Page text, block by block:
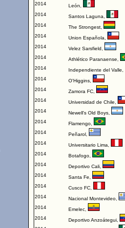
2014
León
2014
Santos Laguna
2014
The Strongest
2014
Union Española
2014
Velez Sarsfield
2014
Athlético Paranaense
2014
Independiente del Valle
2014
O'Higgins
2014
Zamora FC
2014
Universidad de Chile
2014
Newell's Old Boys
2014
Flamengo
2014
Peñarol
2014
Universitario Lima
2014
Botafogo
2014
Deportivo Cali
2014
Santa Fe
2014
Cusco FC
2014
Nacional Montevideo
2014
Emelec
2014
Deportivo Anzoátegui